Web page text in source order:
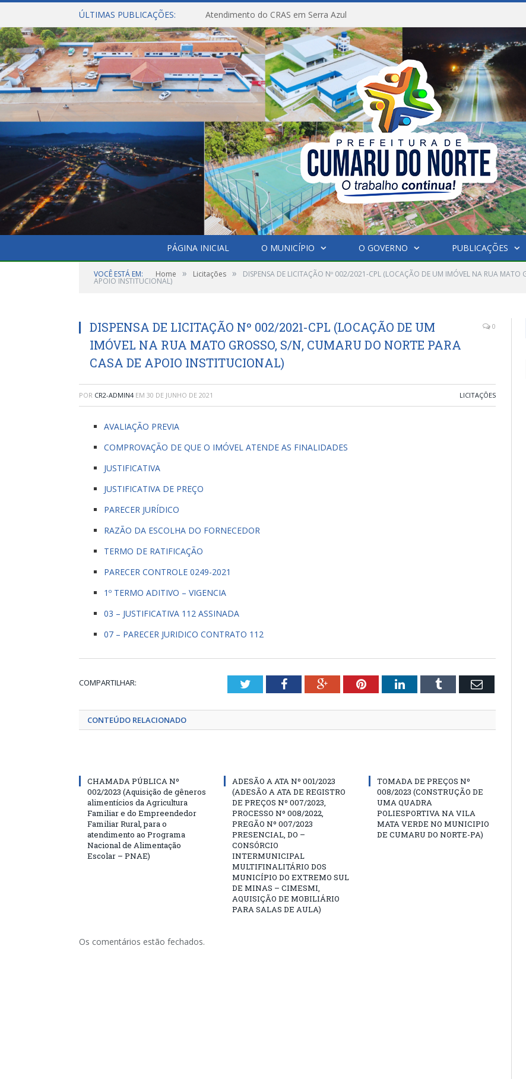
ÚLTIMAS PUBLICAÇÕES: Atendimento do CRAS em Serra Azul
PÁGINA INICIAL O MUNICÍPIO O GOVERNO PUBLICAÇÕES
VOCÊ ESTÁ EM: Home » Licitações » DISPENSA DE LICITAÇÃO Nº 002/2021-CPL (LOCAÇÃO DE UM IMÓVEL NA RUA MATO
APOIO INSTITUCIONAL)
DISPENSA DE LICITAÇÃO Nº 002/2021-CPL (LOCAÇÃO DE UM
IMÓVEL NA RUA MATO GROSSO, S/N, CUMARU DO NORTE PARA
CASA DE APOIO INSTITUCIONAL)
0
POR CR2-ADMIN4 EM 30 DE JUNHO DE 2021 LICITAÇÕES
AVALIAÇÃO PREVIA
COMPROVAÇÃO DE QUE O IMÓVEL ATENDE AS FINALIDADES
JUSTIFICATIVA
JUSTIFICATIVA DE PREÇO
PARECER JURÍDICO
RAZÃO DA ESCOLHA DO FORNECEDOR
TERMO DE RATIFICAÇÃO
PARECER CONTROLE 0249-2021
1º TERMO ADITIVO – VIGENCIA
03 – JUSTIFICATIVA 112 ASSINADA
07 – PARECER JURIDICO CONTRATO 112
COMPARTILHAR: TwitterFacebookGoogle+PinterestLinkedInTumblr Email
CONTEÚDO RELACIONADO
CHAMADA PÚBLICA Nº
002/2023 (Aquisição de gêneros
alimentícios da Agricultura
Familiar e do Empreendedor
Familiar Rural, para o
atendimento ao Programa
Nacional de Alimentação
Escolar – PNAE)
ADESÃO A ATA Nº 001/2023
(ADESÃO A ATA DE REGISTRO
DE PREÇOS Nº 007/2023,
PROCESSO Nº 008/2022,
PREGÃO Nº 007/2023
PRESENCIAL, DO –
CONSÓRCIO
INTERMUNICIPAL
MULTIFINALITÁRIO DOS
MUNICÍPIO DO EXTREMO SUL
DE MINAS – CIMESMI,
AQUISIÇÃO DE MOBILIÁRIO
PARA SALAS DE AULA)
TOMADA DE PREÇOS Nº
008/2023 (CONSTRUÇÃO DE
UMA QUADRA
POLIESPORTIVA NA VILA
MATA VERDE NO MUNICIPIO
DE CUMARU DO NORTE-PA)
Os comentários estão fechados.